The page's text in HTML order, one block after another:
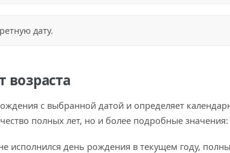
дату.
возраста
с выбранной датой и определяет
полных лет, но и более подробные
исполнился день рождения в текущем году,